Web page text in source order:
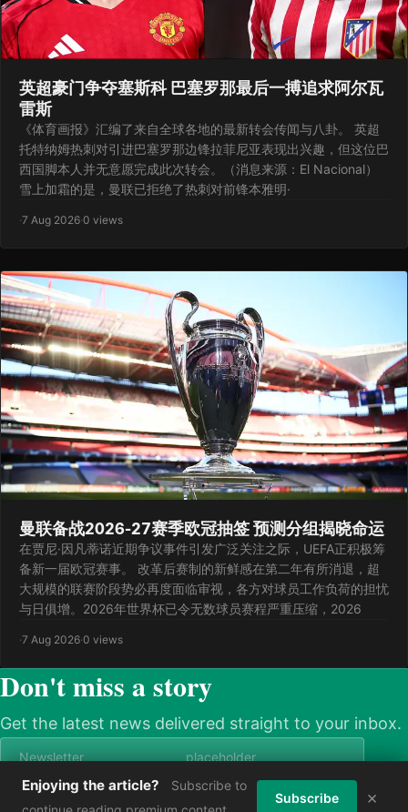
英超豪门争夺塞斯科 巴塞罗那最后一搏追求阿尔瓦
雷斯
《体育画报》汇编了来自全球各地的最新转会传闻与八卦。 英超
托特纳姆热刺对引进巴塞罗那边锋拉菲尼亚表现出兴趣，但这位巴
西国脚本人并无意愿完成此次转会。（消息来源：El Nacional）
雪上加霜的是，曼联已拒绝了热刺对前锋本雅明·
·7 Aug 2026·0 views
曼联备战2026-27赛季欧冠抽签 预测分组揭晓命运
在贾尼·因凡蒂诺近期争议事件引发广泛关注之际，UEFA正积极筹
备新一届欧冠赛事。 改革后赛制的新鲜感在第二年有所消退，超
大规模的联赛阶段势必再度面临审视，各方对球员工作负荷的担忧
与日俱增。2026年世界杯已令无数球员赛程严重压缩，2026
·7 Aug 2026·0 views
Don't miss a story
Get the latest news delivered straight to your inbox.
Subscribe now
Enjoying the article?
Subscribe to
Subscribe ×